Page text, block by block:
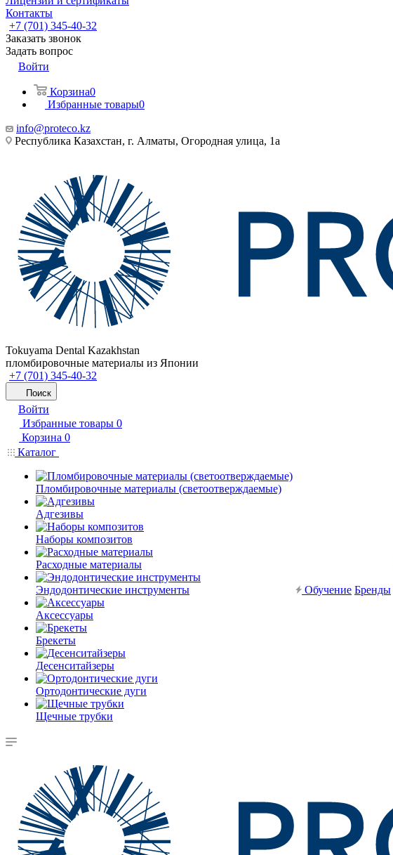
Контакты
+7 (701) 345-40-32
Заказать звонок
Задать вопрос
Войти
Корзина0
Избранные товары0
info@proteco.kz
Республика Казахстан, г. Алматы, ​Огородная улица, 1а
Tokuyama Dental Kazakhstan
пломбировочные материалы из Японии
+7 (701) 345-40-32
Поиск
Войти
Избранные товары 0
Корзина 0
Каталог
Пломбировочные материалы (светоотверждаемые)
Адгезивы
Наборы композитов
Расходные материалы
Эндодонтические инструменты
Аксессуары
Брекеты
Десенситайзеры
Ортодонтические дуги
Щечные трубки
Обучение Бренды